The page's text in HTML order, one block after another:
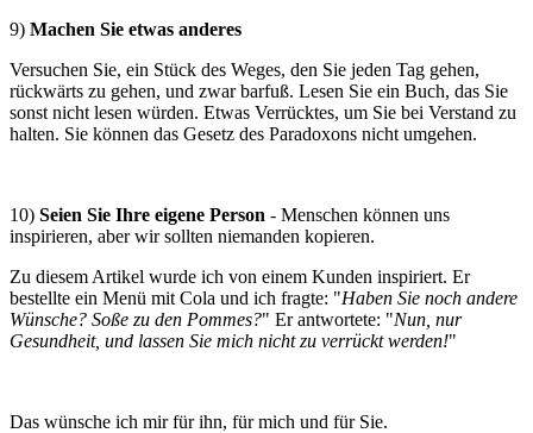
9) Machen Sie etwas anderes
Versuchen Sie, ein Stück des Weges, den Sie jeden Tag gehen,
rückwärts zu gehen, und zwar barfuß. Lesen Sie ein Buch, das Sie
sonst nicht lesen würden. Etwas Verrücktes, um Sie bei Verstand zu
halten. Sie können das Gesetz des Paradoxons nicht umgehen.
10) Seien Sie Ihre eigene Person - Menschen können uns
inspirieren, aber wir sollten niemanden kopieren.
Zu diesem Artikel wurde ich von einem Kunden inspiriert. Er
bestellte ein Menü mit Cola und ich fragte: "Haben Sie noch andere
Wünsche? Soße zu den Pommes?" Er antwortete: "Nun, nur
Gesundheit, und lassen Sie mich nicht zu verrückt werden!"
Das wünsche ich mir für ihn, für mich und für Sie.